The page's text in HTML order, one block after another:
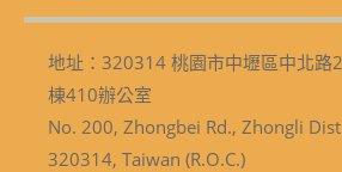
地址：320314 桃園市中壢區中北路
棟410辦公室
No. 200, Zhongbei Rd., Zhongli
320314, Taiwan (R.O.C.)